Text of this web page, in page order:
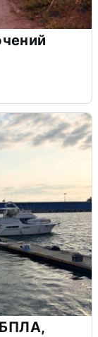
БПЛА,